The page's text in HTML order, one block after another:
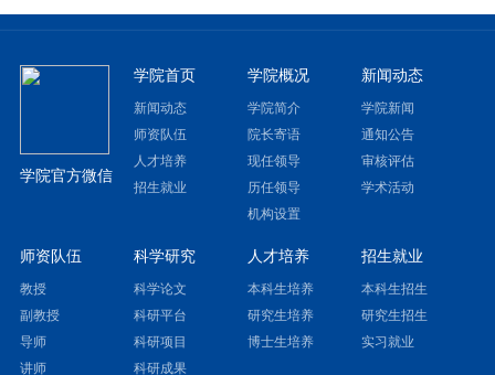
学院官方微信
学院首页
新闻动态
师资队伍
人才培养
招生就业
学院概况
学院简介
院长寄语
现任领导
历任领导
机构设置
新闻动态
学院新闻
通知公告
审核评估
学术活动
师资队伍
教授
副教授
导师
讲师
科学研究
科学论文
科研平台
科研项目
科研成果
人才培养
本科生培养
研究生培养
博士生培养
招生就业
本科生招生
研究生招生
实习就业